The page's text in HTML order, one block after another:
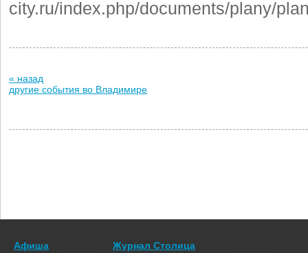
city.ru/index.php/documents/plany/
« назад
другие события во Владимире
Афиша
Журнал Столица